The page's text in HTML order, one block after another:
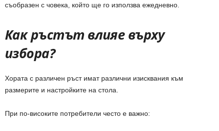
съобразен с човека, който ще го използва ежедневно.
Как ръстът влияе върху
избора?
Хората с различен ръст имат различни изисквания към
размерите и настройките на стола.
При по-високите потребители често е важно: